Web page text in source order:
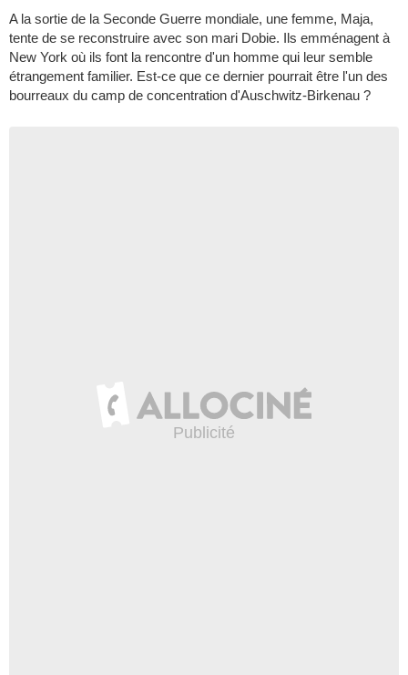
A la sortie de la Seconde Guerre mondiale, une femme, Maja,
tente de se reconstruire avec son mari Dobie. Ils emménagent à
New York où ils font la rencontre d'un homme qui leur semble
étrangement familier. Est-ce que ce dernier pourrait être l'un des
bourreaux du camp de concentration d'Auschwitz-Birkenau ?